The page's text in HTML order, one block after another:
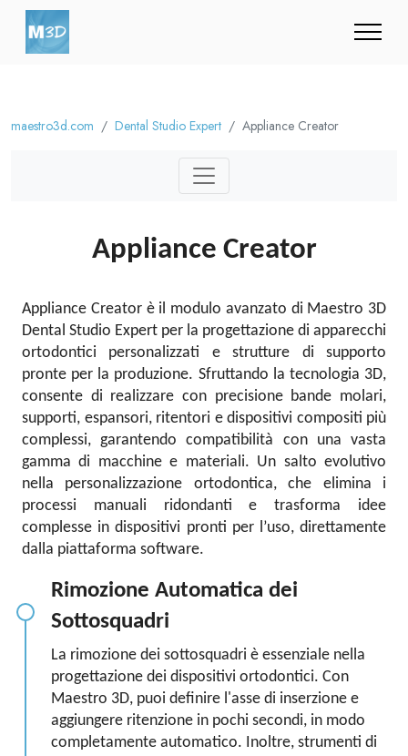
maestro3d.com Dental Studio Expert Appliance Creator
Appliance Creator
Appliance Creator è il modulo avanzato di Maestro 3D
Dental Studio Expert per la progettazione di apparecchi
ortodontici personalizzati e strutture di supporto
pronte per la produzione. Sfruttando la tecnologia 3D,
consente di realizzare con precisione bande molari,
supporti, espansori, ritentori e dispositivi compositi più
complessi, garantendo compatibilità con una vasta
gamma di macchine e materiali. Un salto evolutivo
nella personalizzazione ortodontica, che elimina i
processi manuali ridondanti e trasforma idee
complesse in dispositivi pronti per l’uso, direttamente
dalla piattaforma software.
Rimozione Automatica dei
Sottosquadri
La rimozione dei sottosquadri è essenziale nella
progettazione dei dispositivi ortodontici. Con
Maestro 3D, puoi definire l'asse di inserzione e
aggiungere ritenzione in pochi secondi, in modo
completamente automatico. Inoltre, strumenti di